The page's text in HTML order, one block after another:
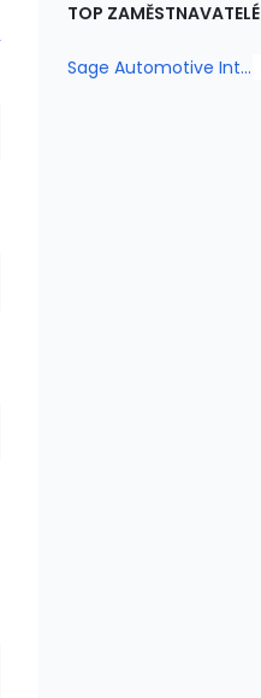
TOP ZAMĚSTNAVATELÉ
Sage Automotive Interiors, Strakonice Fabrics, s.r.o.